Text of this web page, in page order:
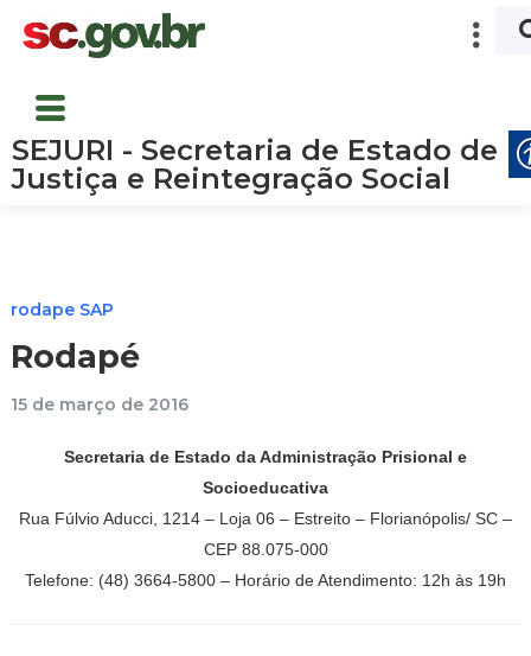
SEJURI - Secretaria de Estado de
Justiça e Reintegração Social
rodape SAP
Rodapé
15 de março de 2016
Secretaria de Estado da Administração Prisional e
Socioeducativa
Rua Fúlvio Aducci, 1214 – Loja 06 – Estreito – Florianópolis/ SC –
CEP 88.075-000
Telefone: (48) 3664-5800 – Horário de Atendimento: 12h às 19h